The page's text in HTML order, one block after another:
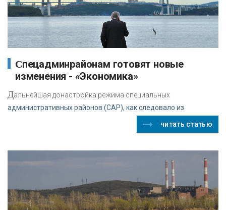
Спецадминрайонам готовят новые
изменения - «Экономика»
Дальнейшая донастройка режима специальных
административных районов (САР), как следовало из
читать статью